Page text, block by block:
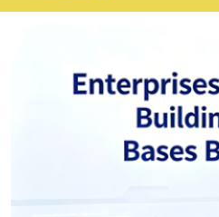
Marathi
Nepali
Norwegian
Pashto
Persian
Punjabi